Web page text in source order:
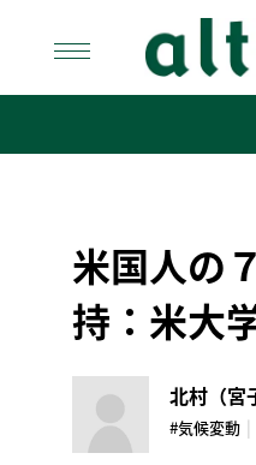
content
米国人の
持：米大
北村（宮
#気候変動 |